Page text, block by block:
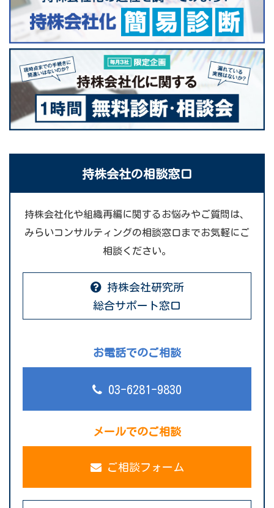
持株会社の相談窓口
持株会社化や組織再編に関するお悩みやご質問は、
みらいコンサルティングの相談窓口までお気軽にご
相談ください。
持株会社研究所
総合サポート窓口
お電話でのご相談
03-6281-9830
メールでのご相談
ご相談フォーム